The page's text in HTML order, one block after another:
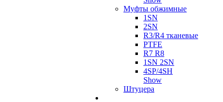
Муфты обжимные
1SN
2SN
R3/R4 тканевые
PTFE
R7 R8
1SN 2SN
4SP/4SH
Show
Штуцера